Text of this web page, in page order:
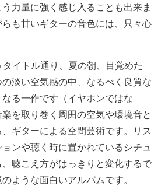
力量に強く感じ入ることも出来ま
も甘いギターの音色には、只々心
タイトル通り、夏の朝、目覚めた
淡い空気感の中、なるべく良質な
る一作です（イヤホンではな
を取り巻く周囲の空気や環境音と
ギターによる空間芸術です。リス
ンや聴く時に置かれているシチュ
聴こえ方がはっきりと変化するで
ような面白いアルバムです。